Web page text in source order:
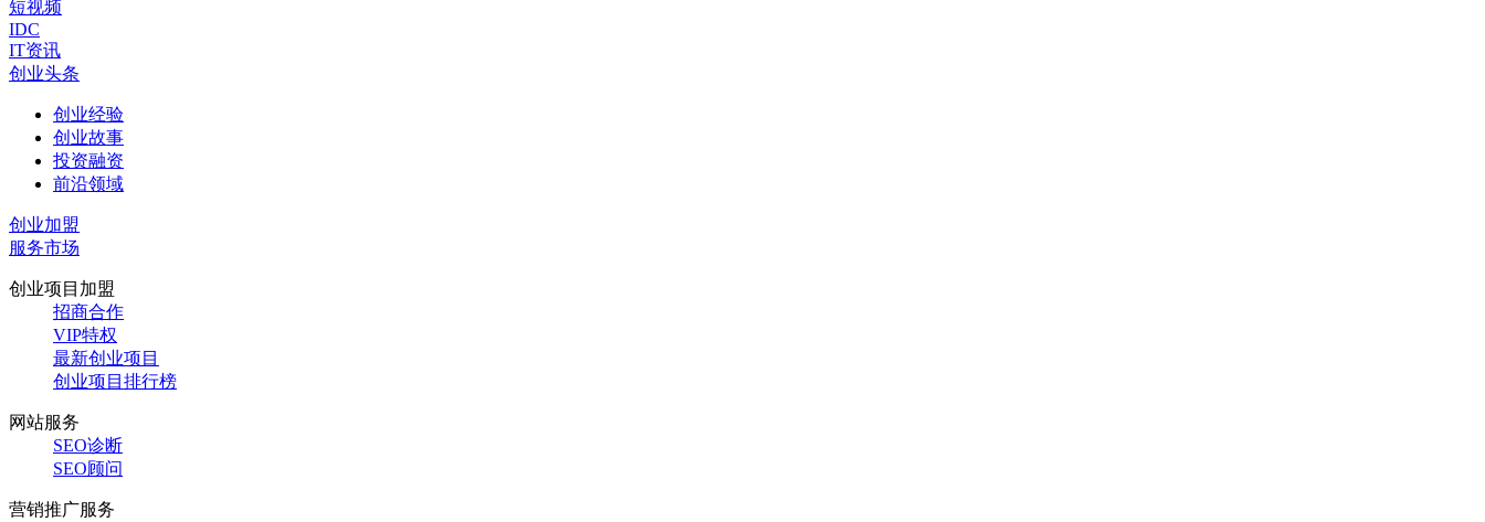
短视频
IDC
IT资讯
创业头条
创业经验
创业故事
投资融资
前沿领域
创业加盟
服务市场
创业项目加盟
招商合作
VIP特权
最新创业项目
创业项目排行榜
网站服务
SEO诊断
SEO顾问
营销推广服务